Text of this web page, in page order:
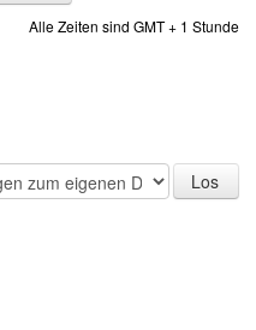
Alle Zeiten sind GMT + 1 Stunde